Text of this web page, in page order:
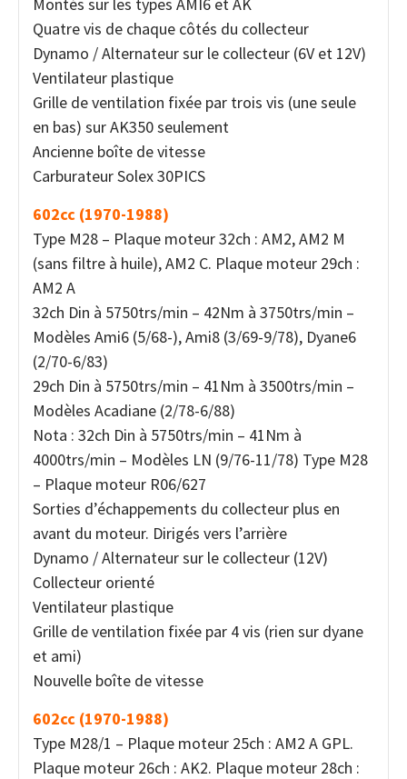
Quatre vis de chaque côtés du collecteur
Dynamo / Alternateur sur le collecteur (6V et 12V)
Ventilateur plastique
Grille de ventilation fixée par trois vis (une seule
en bas) sur AK350 seulement
Ancienne boîte de vitesse
Carburateur Solex 30PICS
602cc (1970-1988)
Type M28 – Plaque moteur 32ch : AM2, AM2 M
(sans filtre à huile), AM2 C. Plaque moteur 29ch :
AM2 A
32ch Din à 5750trs/min – 42Nm à 3750trs/min –
Modèles Ami6 (5/68-), Ami8 (3/69-9/78), Dyane6
(2/70-6/83)
29ch Din à 5750trs/min – 41Nm à 3500trs/min –
Modèles Acadiane (2/78-6/88)
Nota : 32ch Din à 5750trs/min – 41Nm à
4000trs/min – Modèles LN (9/76-11/78) Type M28
– Plaque moteur R06/627
Sorties d’échappements du collecteur plus en
avant du moteur. Dirigés vers l’arrière
Dynamo / Alternateur sur le collecteur (12V)
Collecteur orienté
Ventilateur plastique
Grille de ventilation fixée par 4 vis (rien sur dyane
et ami)
Nouvelle boîte de vitesse
602cc (1970-1988)
Type M28/1 – Plaque moteur 25ch : AM2 A GPL.
Plaque moteur 26ch : AK2. Plaque moteur 28ch :